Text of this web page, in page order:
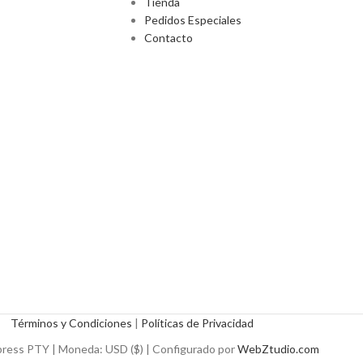
Pedidos Especiales
Contacto
Términos y Condiciones | Políticas de Privacidad
PTY | Moneda: USD ($) | Configurado porWebZtudio.com